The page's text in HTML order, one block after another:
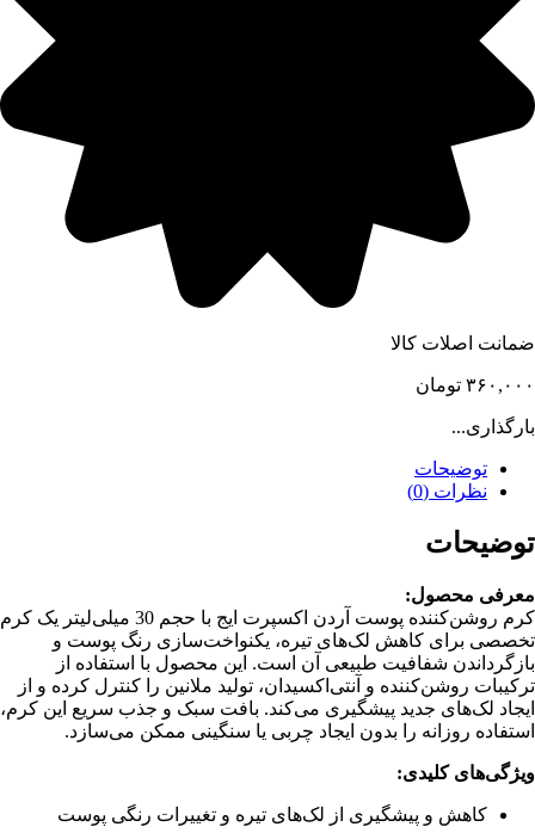
ضمانت اصلات کالا
۳۶۰,۰۰۰ تومان
بارگذاری...
توضیحات
نظرات (0)
توضیحات
معرفی محصول:
کرم روشن‌کننده پوست آردن اکسپرت ایج با حجم 30 میلی‌لیتر یک کرم
تخصصی برای کاهش لک‌های تیره، یکنواخت‌سازی رنگ پوست و
بازگرداندن شفافیت طبیعی آن است. این محصول با استفاده از
ترکیبات روشن‌کننده و آنتی‌اکسیدان، تولید ملانین را کنترل کرده و از
ایجاد لک‌های جدید پیشگیری می‌کند. بافت سبک و جذب سریع این کرم،
استفاده روزانه را بدون ایجاد چربی یا سنگینی ممکن می‌سازد.
ویژگی‌های کلیدی:
کاهش و پیشگیری از لک‌های تیره و تغییرات رنگی پوست